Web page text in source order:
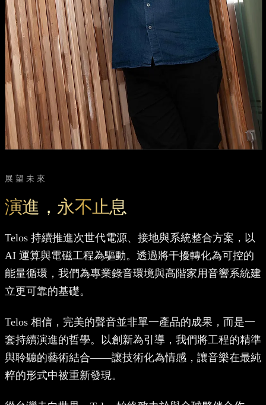
展望未來
演進，永不止息
Telos 持續推進次世代電源、接地與系統整合方案，以
AI 運算與電磁工程為驅動。透過將干擾轉化為可控的
能量循環，我們為專業錄音環境與高階家用音響系統建
立更可靠的基礎。
Telos 相信，完美的聲音並非單一產品的成果，而是一
套持續演進的哲學。以創新為引導，我們將工程的精準
與聆聽的藝術結合——讓技術化為情感，讓音樂在最純
粹的形式中被重新發現。